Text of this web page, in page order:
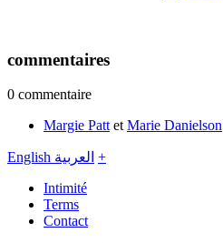
commentaires
0 commentaire
Margie PattetMarie Danielson
English العربية +
Intimité
Terms
Contact